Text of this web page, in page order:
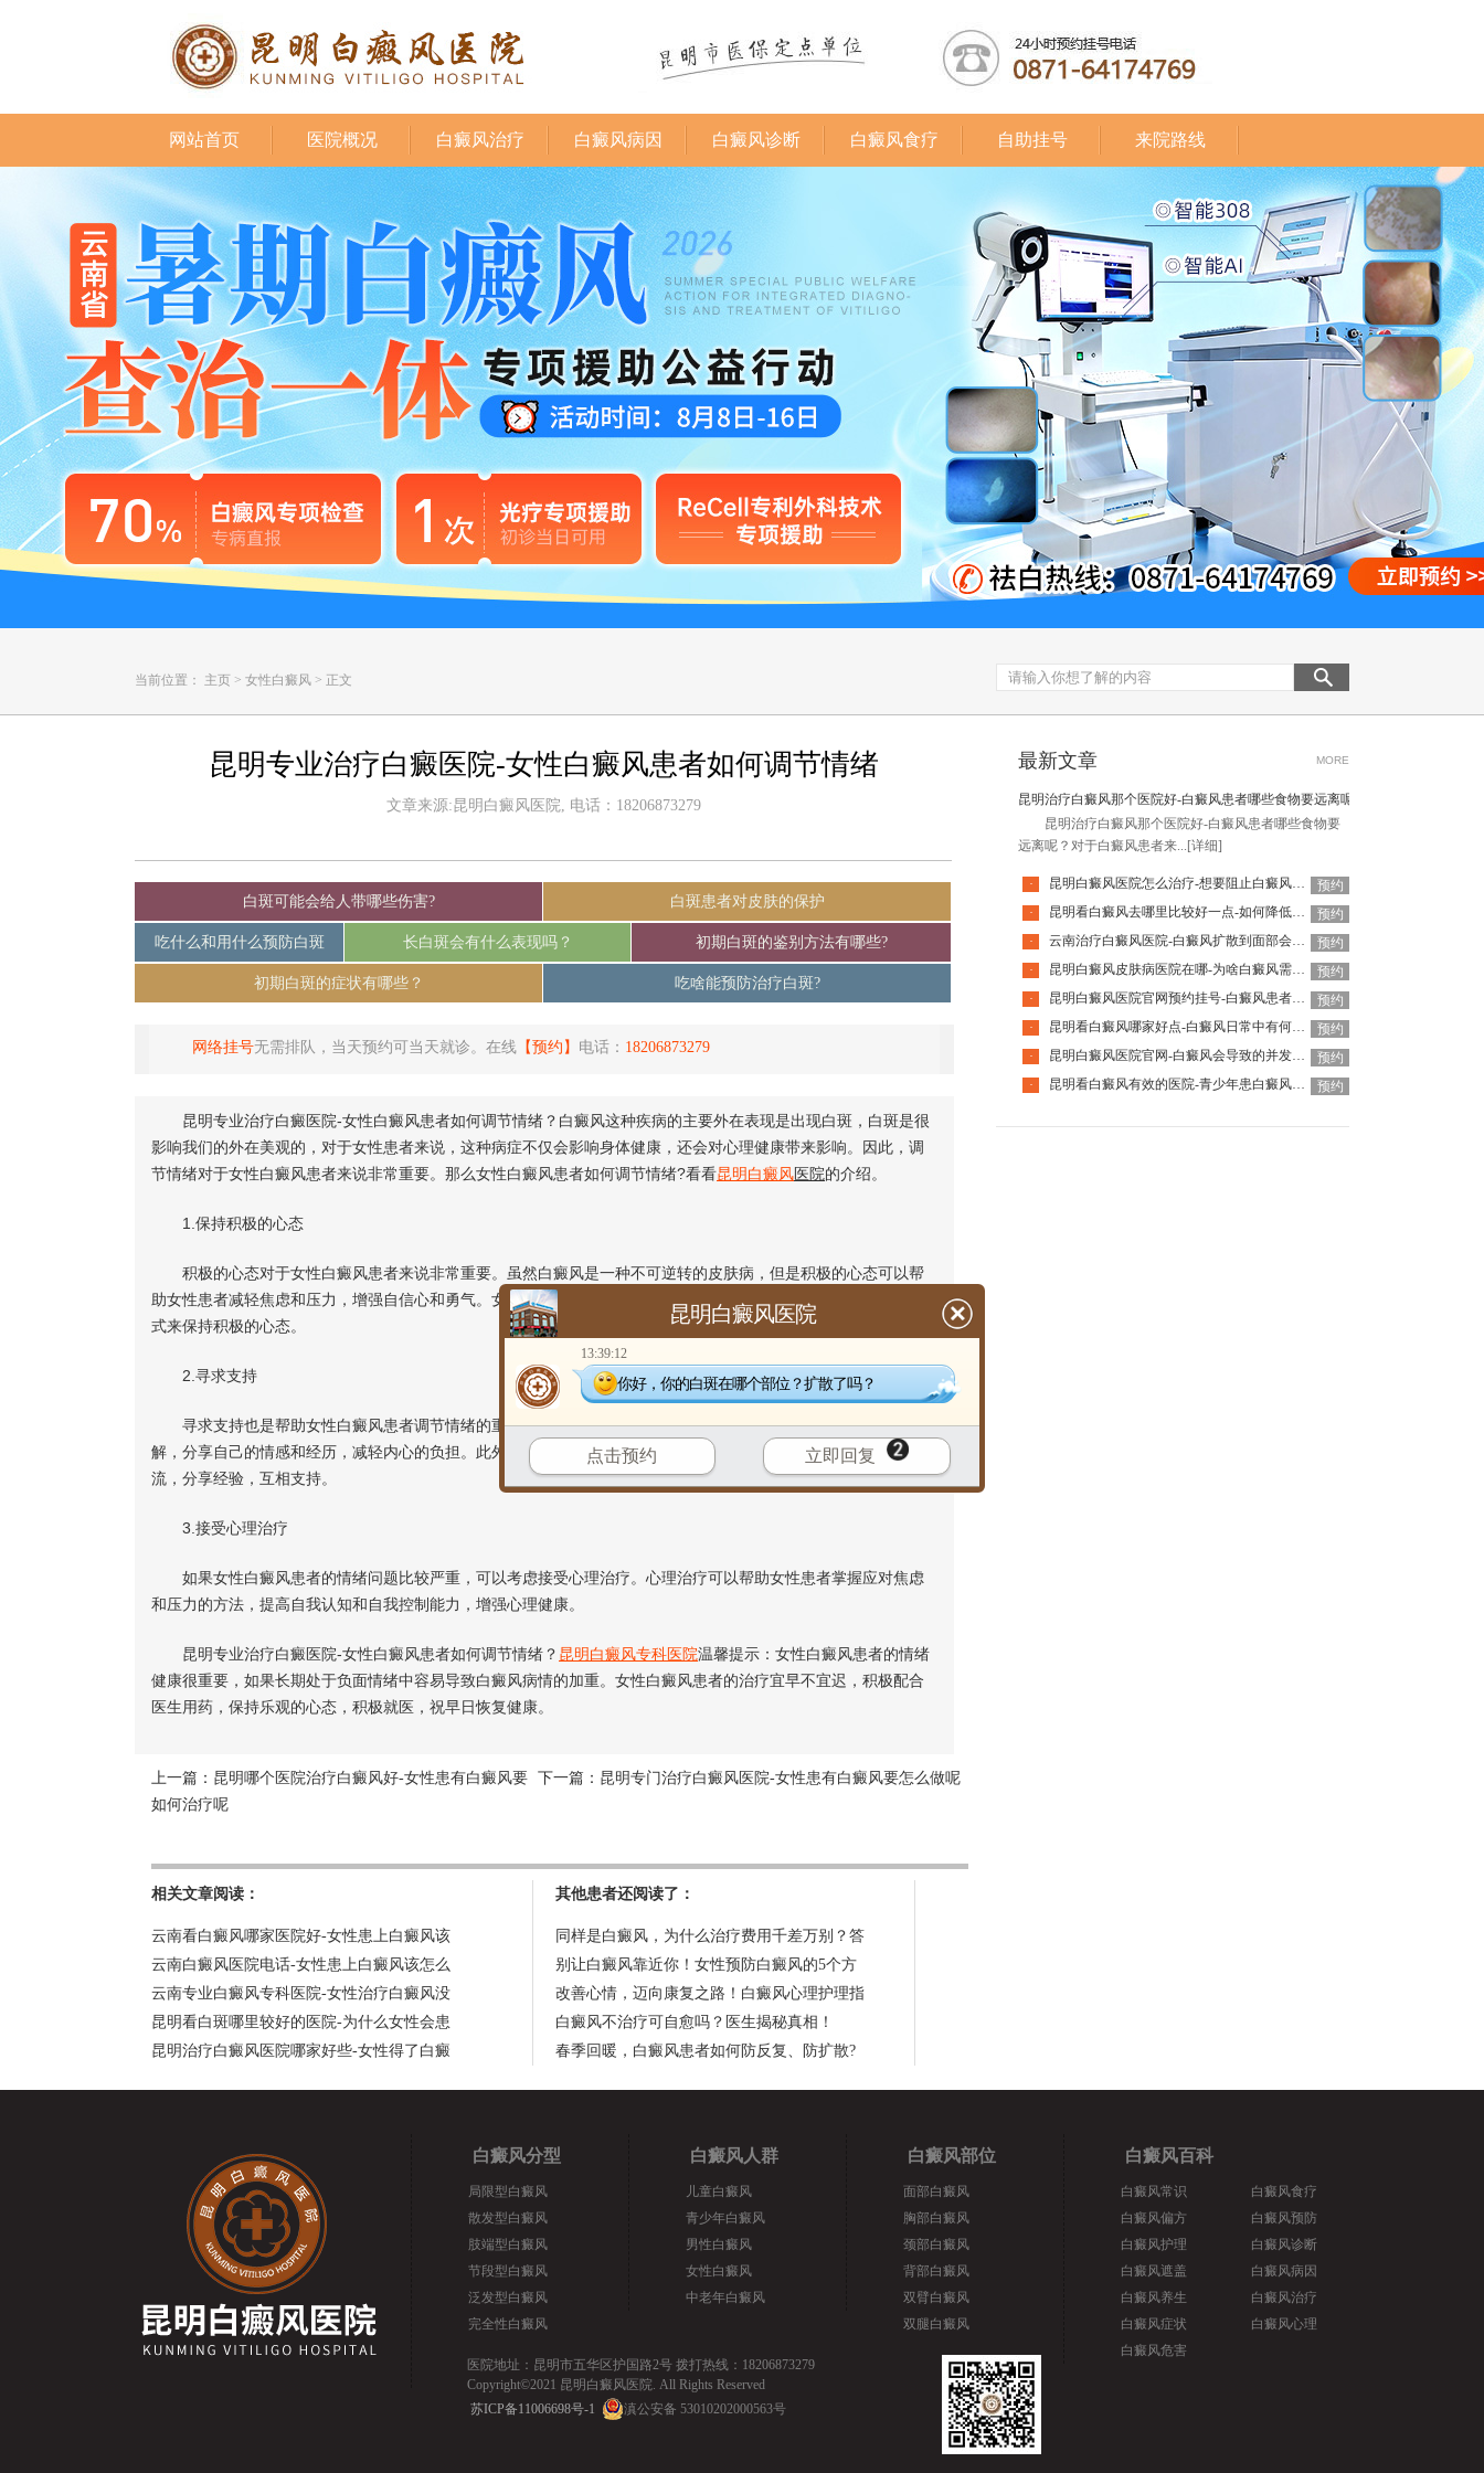
网站首页 医院概况 白癜风治疗 白癜风病因 白癜风诊断 白癜风食疗 自助挂号 来院路线
当前位置： 主页 > 女性白癜风 > 正文
昆明专业治疗白癜医院-女性白癜风患者如何调节情绪
文章来源:昆明白癜风医院, 电话：18206873279
白斑可能会给人带哪些伤害? 白斑患者对皮肤的保护
吃什么和用什么预防白斑 长白斑会有什么表现吗？ 初期白斑的鉴别方法有哪些?
初期白斑的症状有哪些？ 吃啥能预防治疗白斑?
网络挂号无需排队，当天预约可当天就诊。在线 【预约】 电话： 18206873279
昆明专业治疗白癜医院-女性白癜风患者如何调节情绪？白癜风这种疾病的主要外在表现是出现白斑，白斑是很
影响我们的外在美观的，对于女性患者来说，这种病症不仅会影响身体健康，还会对心理健康带来影响。因此，调
节情绪对于女性白癜风患者来说非常重要。那么女性白癜风患者如何调节情绪?看看昆明白癜风医院的介绍。
1.保持积极的心态
积极的心态对于女性白癜风患者来说非常重要。虽然白癜风是一种不可逆转的皮肤病，但是积极的心态可以帮
助女性患者减轻焦虑和压力，增强自信心和勇气。女性患者可以通过阅读正面的文章、听音乐、参加社交活动等方
式来保持积极的心态。
2.寻求支持
寻求支持也是帮助女性白癜风患者调节情绪的重要方法。女性患者可以寻求家人、朋友、医生等人的支持和理
解，分享自己的情感和经历，减轻内心的负担。此外，女性患者还可以加入白癜风患者的支持群体，与其他患者交
流，分享经验，互相支持。
3.接受心理治疗
如果女性白癜风患者的情绪问题比较严重，可以考虑接受心理治疗。心理治疗可以帮助女性患者掌握应对焦虑
和压力的方法，提高自我认知和自我控制能力，增强心理健康。
昆明专业治疗白癜医院-女性白癜风患者如何调节情绪？ 昆明白癜风专科医院温馨提示：女性白癜风患者的情绪
健康很重要，如果长期处于负面情绪中容易导致白癜风病情的加重。女性白癜风患者的治疗宜早不宜迟，积极配合
医生用药，保持乐观的心态，积极就医，祝早日恢复健康。
上一篇： 昆明哪个医院治疗白癜风好-女性患有白癜风要
如何治疗呢
下一篇： 昆明专门治疗白癜风医院-女性患有白癜风要怎么做呢
相关文章阅读：
云南看白癜风哪家医院好-女性患上白癜风该
云南白癜风医院电话-女性患上白癜风该怎么
云南专业白癜风专科医院-女性治疗白癜风没
昆明看白斑哪里较好的医院-为什么女性会患
昆明治疗白癜风医院哪家好些-女性得了白癜
其他患者还阅读了：
同样是白癜风，为什么治疗费用千差万别？答
别让白癜风靠近你！女性预防白癜风的5个方
改善心情，迈向康复之路！白癜风心理护理指
白癜风不治疗可自愈吗？医生揭秘真相！
春季回暖，白癜风患者如何防反复、防扩散?
最新文章 MORE
昆明治疗白癜风那个医院好-白癜风患者哪些食物要远离呢
昆明治疗白癜风那个医院好-白癜风患者哪些食物要
远离呢？对于白癜风患者来... [详细]
· 昆明白癜风医院怎么治疗-想要阻止白癜风扩散该怎么做
预约
·
昆明看白癜风去哪里比较好一点-如何降低白癜风复发率呢
预约
·
云南治疗白癜风医院-白癜风扩散到面部会有什么危害呢
预约
·
昆明白癜风皮肤病医院在哪-为啥白癜风需要复发呢
预约
·
昆明白癜风医院官网预约挂号-白癜风患者日常该怎么护理好呢
预约
·
昆明看白癜风哪家好点-白癜风日常中有何要注意的
预约
·
昆明白癜风医院官网-白癜风会导致的并发症是什么
预约
·
昆明看白癜风有效的医院-青少年患白癜风为什么要趁早治疗 预约
白癜风分型
局限型白癜风
散发型白癜风
肢端型白癜风
节段型白癜风
泛发型白癜风
完全性白癜风
白癜风人群
儿童白癜风
青少年白癜风
男性白癜风
女性白癜风
中老年白癜风
白癜风部位
面部白癜风
胸部白癜风
颈部白癜风
背部白癜风
双臂白癜风
双腿白癜风
白癜风百科
白癜风常识
白癜风偏方
白癜风护理
白癜风遮盖
白癜风养生
白癜风症状
白癜风危害
白癜风食疗
白癜风预防
白癜风诊断
白癜风病因
白癜风治疗
白癜风心理
医院地址：昆明市五华区护国路2号 拨打热线：18206873279
Copyright©2021 昆明白癜风医院. All Rights Reserved
苏ICP备11006698号-1
滇公安备 53010202000563号
昆明白癜风医院
13:39:12
你好，你的白斑在哪个部位？扩散了吗？
点击预约 立即回复